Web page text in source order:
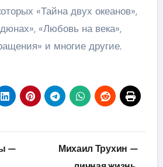
«Тайна двух океанов»,
«Любовь на века»,
и многие другие.
—
Михаил Трухин —